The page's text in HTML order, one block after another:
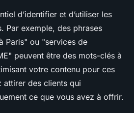
d’identifier et d’utiliser les
Par exemple, des phrases
Paris" ou "services de
peuvent être des mots-clés à
votre contenu pour ces
attirer des clients qui
ce que vous avez à offrir.